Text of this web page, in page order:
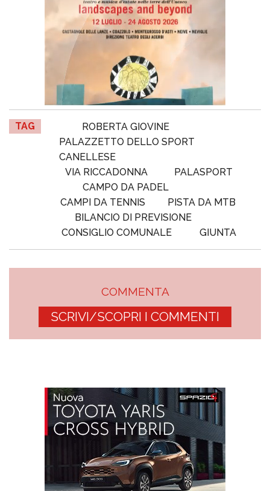
TAG
ROBERTA GIOVINE
PALAZZETTO DELLO SPORT
CANELLESE
VIA RICCADONNA
PALASPORT
CAMPO DA PADEL
CAMPI DA TENNIS
PISTA DA MTB
BILANCIO DI PREVISIONE
CONSIGLIO COMUNALE
GIUNTA
COMMENTA
SCRIVI/SCOPRI I COMMENTI